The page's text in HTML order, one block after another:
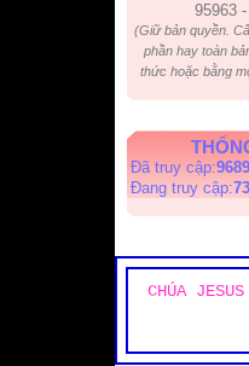
95963
(Giữ bản quyền.
phần hay toàn
thức hoặc bằng
Đã truy cập:
Đang truy cập:
CHÚA